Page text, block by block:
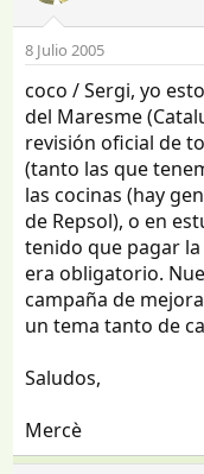
8 Julio 2005
coco / Sergi, yo
del Maresme
revisión oficial de
(tanto las que
las cocinas (hay
de Repsol), o en
tenido que pagar
era obligatorio.
campaña de
un tema tanto de
Saludos,
Mercè